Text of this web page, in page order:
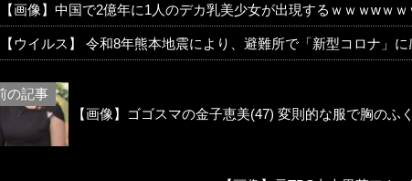
【画像】中国で2億年に1人のデカ乳美少女が出現するｗｗｗwｗ
【ウイルス】 令和8年熊本地震により、避難所で「新型コロナ」
【画像】ゴゴスマの金子恵美(47) 変則的な服で胸のふ